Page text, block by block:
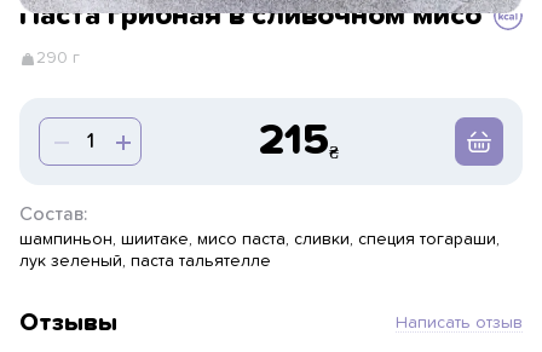
Паста грибная в сливочном мисо
290 г
215
Состав:
шампиньон, шиитаке, мисо паста, сливки, специя тогараши,
лук зеленый, паста тальятелле
Отзывы Написать отзыв